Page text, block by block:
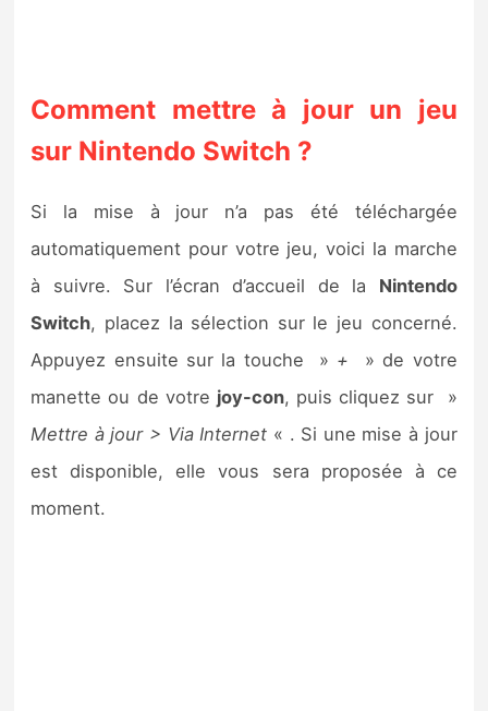
Comment mettre à jour un jeu
sur Nintendo Switch ?
Si la mise à jour n’a pas été téléchargée
automatiquement pour votre jeu, voici la marche
à suivre. Sur l’écran d’accueil de la Nintendo
Switch, placez la sélection sur le jeu concerné.
Appuyez ensuite sur la touche » + » de votre
manette ou de votre joy-con, puis cliquez sur »
Mettre à jour > Via Internet « . Si une mise à jour
est disponible, elle vous sera proposée à ce
moment.